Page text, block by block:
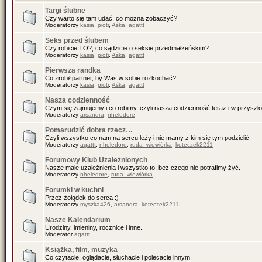
Targi ślubne
Czy warto się tam udać, co można zobaczyć?
Moderatorzy kasia piotr, Aśka agattt
Seks przed ślubem
Czy robicie TO?, co sądzicie o seksie przedmałżeńskim?
Moderatorzy kasia piotr, Aśka agattt
Pierwsza randka
Co zrobił partner, by Was w sobie rozkochać?
Moderatorzy kasia piotr, Aśka agattt
Nasza codzienność
Czym się zajmujemy i co robimy, czyli nasza codzienność teraz i w
Moderatorzy arsandra nheledore
Pomarudzić dobra rzecz…
Czyli wszystko co nam na sercu leży i nie mamy z kim się tym podzielić.
Moderatorzy agattt nheledore ruda_wiewiórka koteczek2211
Forumowy Klub Uzależnionych
Nasze małe uzależnienia i wszystko to, bez czego nie potrafimy żyć.
Moderatorzy nheledore ruda_wiewiórka
Forumki w kuchni
Przez żołądek do serca :)
Moderatorzy myszka426 arsandra koteczek2211
Nasze Kalendarium
Urodziny, imieniny, rocznice i inne.
Moderatoragattt
Książka, film, muzyka
Co czytacie, oglądacie, słuchacie i polecacie innym.